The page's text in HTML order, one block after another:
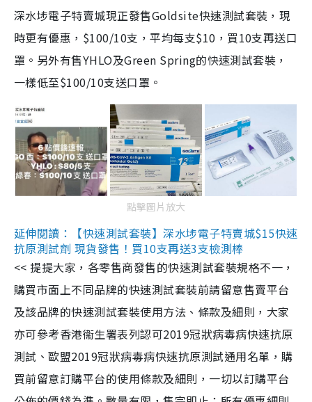
深水埗電子特賣城現正發售Goldsite快速測試套裝，現
時更有優惠，$100/10支，平均每支$10，買10支再送口
罩。另外有售YHLO及Green Spring的快速測試套裝，
一樣低至$100/10支送口罩。
點擊圖片放大
延伸閱讀：【快速測試套裝】深水埗電子特賣城$15快速
抗原測試劑 現貨發售！買10支再送3支檢測棒
<< 提提大家，各零售商發售的快速測試套裝規格不一，
購買市面上不同品牌的快速測試套裝前請留意售賣平台
及該品牌的快速測試套裝使用方法、條款及細則，大家
亦可參考香港衞生署表列認可2019冠狀病毒病快速抗原
測試、歐盟2019冠狀病毒病快速抗原測試通用名單，購
買前留意訂購平台的使用條款及細則，一切以訂購平台